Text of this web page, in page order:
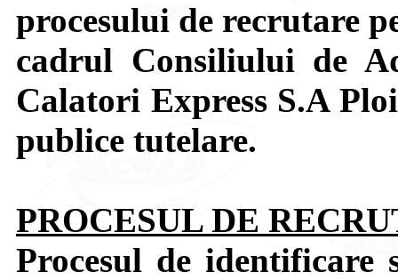
procesului de recrutare
cadrul Consiliului de
Calatori Express S.A
publice tutelare.
PROCESUL DE
Procesul de